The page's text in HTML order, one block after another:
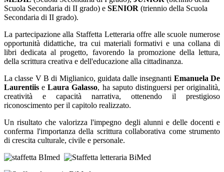
Scuola Secondaria di II grado) e SENIOR (triennio della Scuola
Secondaria di II grado).
La partecipazione alla Staffetta Letteraria offre alle scuole numerose
opportunità didattiche, tra cui materiali formativi e una collana di
libri dedicata al progetto, favorendo la promozione della lettura,
della scrittura creativa e dell'educazione alla cittadinanza.
La classe V B di Miglianico, guidata dalle insegnanti Emanuela De
Laurentiis eLaura Galasso, ha saputo distinguersi per originalità,
creatività e capacità narrativa, ottenendo il prestigioso
riconoscimento per il capitolo realizzato.
Un risultato che valorizza l'impegno degli alunni e delle docenti e
conferma l'importanza della scrittura collaborativa come strumento
di crescita culturale, civile e personale.